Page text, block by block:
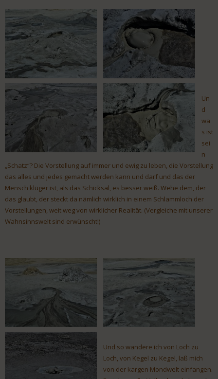
Un
d
wa
s ist
sei
n
„Schatz“? Die Vorstellung auf immer und ewig zu leben, die Vorstellung
das alles und jedes gemacht werden kann und darf und das der
Mensch klüger ist, als das Schicksal, es besser weiß. Wehe dem, der
das glaubt, der steckt da nämlich wirklich in einem Schlammloch der
Vorstellungen, weit weg von wirklicher Realität. (Vergleiche mit unserer
Wahnsinnswelt sind erwünscht!)
Und so wandere ich von Loch zu
Loch, von Kegel zu Kegel, laß mich
von der kargen Mondwelt einfangen.